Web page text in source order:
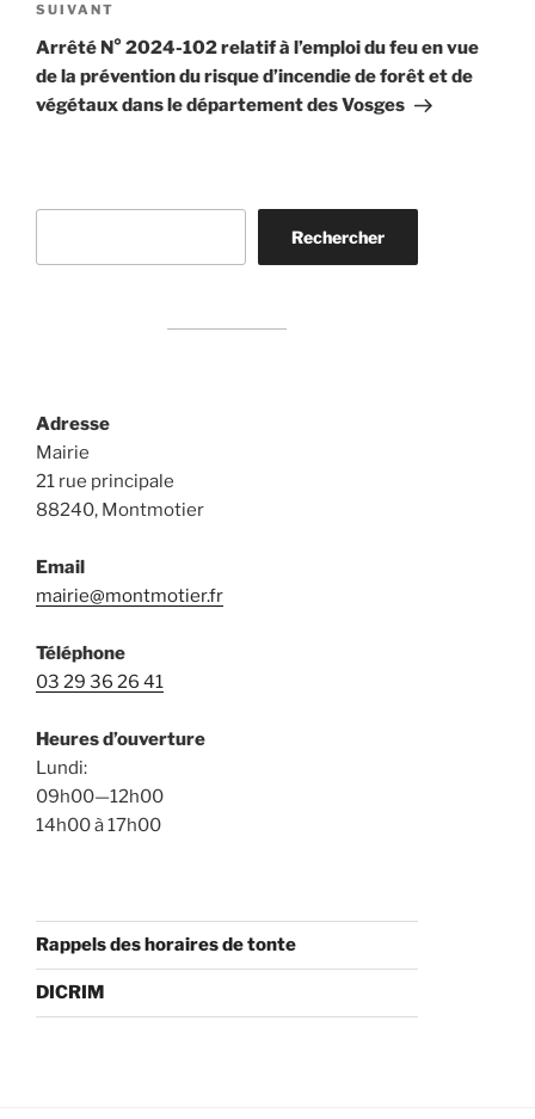
Article
suivant
SUIVANT
Arrêté N° 2024-102 relatif à l’emploi du feu en vue
de la prévention du risque d’incendie de forêt et de
végétaux dans le département des Vosges
Rechercher
Adresse
Mairie
21 rue principale
88240, Montmotier
Email
mairie@montmotier.fr
Téléphone
03 29 36 26 41
Heures d’ouverture
Lundi:
09h00—12h00
14h00 à 17h00
Rappels des horaires de tonte
DICRIM